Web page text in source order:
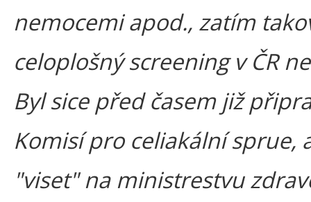
nemocemi apod., zatím
celoplošný screening v ČR
Byl sice před časem již
Komisí pro celiakální sprue,
"viset" na ministrestvu